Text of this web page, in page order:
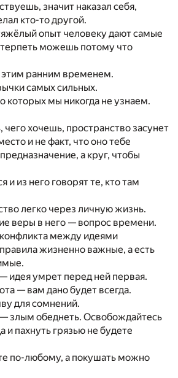
значит наказал себя,
кто-то другой.
опыт человеку дают самые
можешь потому что
этим ранним временем.
самых сильных.
которых мы никогда не узнаем.
чего хочешь, пространство засунет
и не факт, что оно тебе
а круг, чтобы
и из него говорят те, кто там
легко через личную жизнь.
веры в него — вопрос времени.
между идеями
жизненно важные, а есть
идея умрет перед ней первая.
— вам дано будет всегда.
для сомнений.
злым обеднеть. Освобождайтесь
и пахнуть грязью не будете
по-любому, а покушать можно